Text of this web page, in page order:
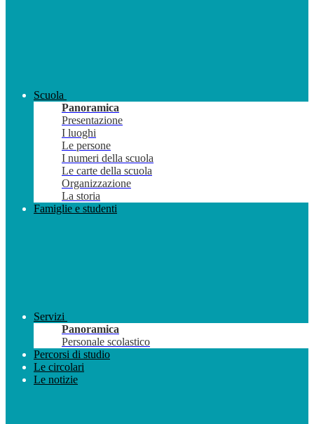
Scuola
Panoramica
Presentazione
I luoghi
Le persone
I numeri della scuola
Le carte della scuola
Organizzazione
La storia
Famiglie e studenti
Servizi
Panoramica
Personale scolastico
Percorsi di studio
Le circolari
Le notizie